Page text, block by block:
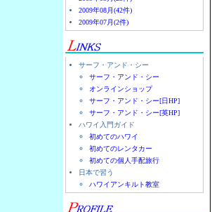
2009年08月(42件)
2009年07月(2件)
サーフ・アンド・シー
サーフ・アンド・シー
オンラインショップ
サーフ・アンド・シー[日HP]
サーフ・アンド・シー[英HP]
ハワイ入門ガイド
初めてのハワイ
初めてのレンタカー
初めての個人手配旅行
日本で習う
ハワイアンキルト教室